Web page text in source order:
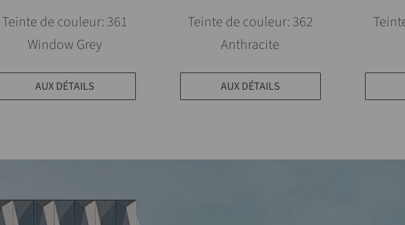
Teinte de couleur: 361
Window Grey
AUX DÉTAILS
Teinte de couleur: 362
Anthracite
AUX DÉTAILS